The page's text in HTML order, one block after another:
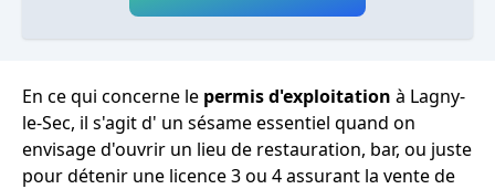
En ce qui concerne le permis d'exploitation à Lagny-
le-Sec, il s'agit d' un sésame essentiel quand on
envisage d'ouvrir un lieu de restauration, bar, ou juste
pour détenir une licence 3 ou 4 assurant la vente de